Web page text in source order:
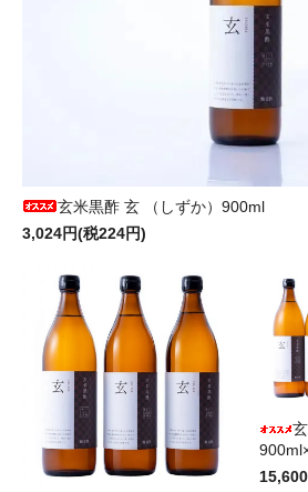
玄米黒酢 玄 （しずか）900ml
3,024円(税224円)